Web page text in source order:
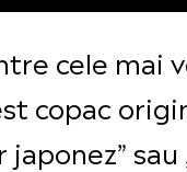
cele mai
copac
sau